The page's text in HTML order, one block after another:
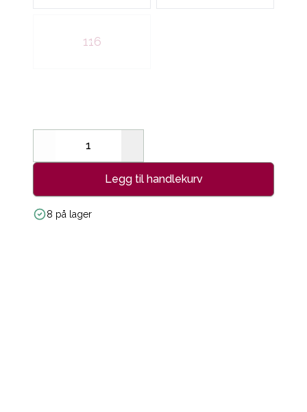
116
Decrease
Legg til handlekurv
8 på lager